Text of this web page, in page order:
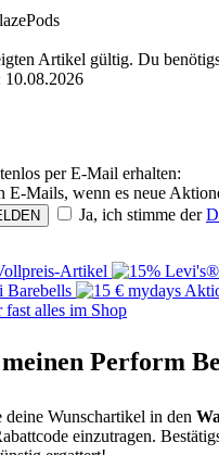
Artikel gültig. Du
per E-Mail erhalten:
E-Mails, wenn es neue
Ja, ich stimme der
meinen Perform
Wunschartikel in den
einzutragen.